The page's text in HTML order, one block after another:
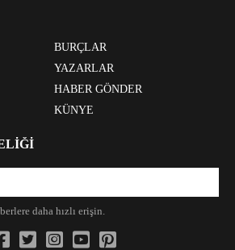
BURÇLAR
YAZARLAR
HABER GÖNDER
KÜNYE
daha hızlı erişin.